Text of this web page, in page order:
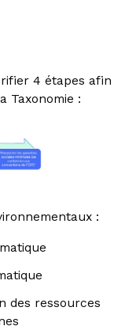
4 étapes afin
Taxonomie :
:
des ressources